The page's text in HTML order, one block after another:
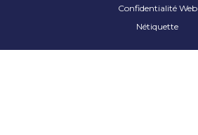
Confidentialité Web
Nétiquette